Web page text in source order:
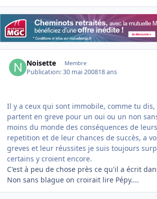
Noisette Membre
Publication:30 mai 200818 ans
Il y a ceux qui sont immobile, comme tu
partent en greve pour un oui ou un non
moins du monde des conséquences de
repetition et de leur chances de succès, a
greves et leur réussites je suis toujours
certains y croient encore.
C'est à peu de chose près ce qu'il a écrit
Non sans blague on croirait lire Pépy....